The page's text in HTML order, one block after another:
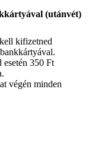
(utánvét)
kifizetned
esetén 350 Ft
végén minden